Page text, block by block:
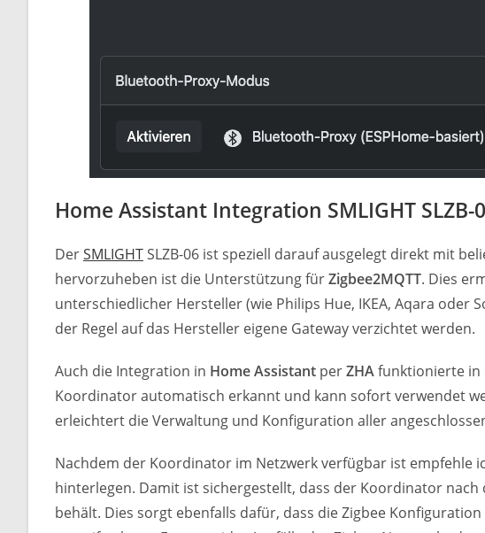
Home Assistant Integration SMLIGHT SLZB-
DerSMLIGHTSLZB-06 ist speziell darauf ausgelegt direkt mit
hervorzuheben ist die Unterstützung fürZigbee2MQTT. Dies
unterschiedlicher Hersteller (wie Philips Hue, IKEA, Aqara
der Regel auf das Hersteller eigene Gateway verzichtet werden.
Auch die Integration in Home Assistant perZHAfunktionierte in
Koordinator automatisch erkannt und kann sofort verwendet
erleichtert die Verwaltung und Konfiguration aller
Nachdem der Koordinator im Netzwerk verfügbar ist empfehle
hinterlegen. Damit ist sichergestellt, dass der Koordinator
behält. Dies sorgt ebenfalls dafür, dass die Zigbee